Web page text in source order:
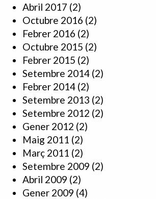
Abril 2017 (2)
Octubre 2016 (2)
Febrer 2016 (2)
Octubre 2015 (2)
Febrer 2015 (2)
Setembre 2014 (2)
Febrer 2014 (2)
Setembre 2013 (2)
Setembre 2012 (2)
Gener 2012 (2)
Maig 2011 (2)
Març 2011 (2)
Setembre 2009 (2)
Abril 2009 (2)
Gener 2009 (4)